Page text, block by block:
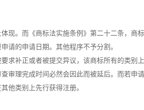
。而《商标法实施条例》第二十二条，商
请的申请日期。其他程序不予分割。
求补正或者被提交异议，该商标所有的类别
审理完成时间必然会因此而被延后。而若申
他类别上先行获得注册。